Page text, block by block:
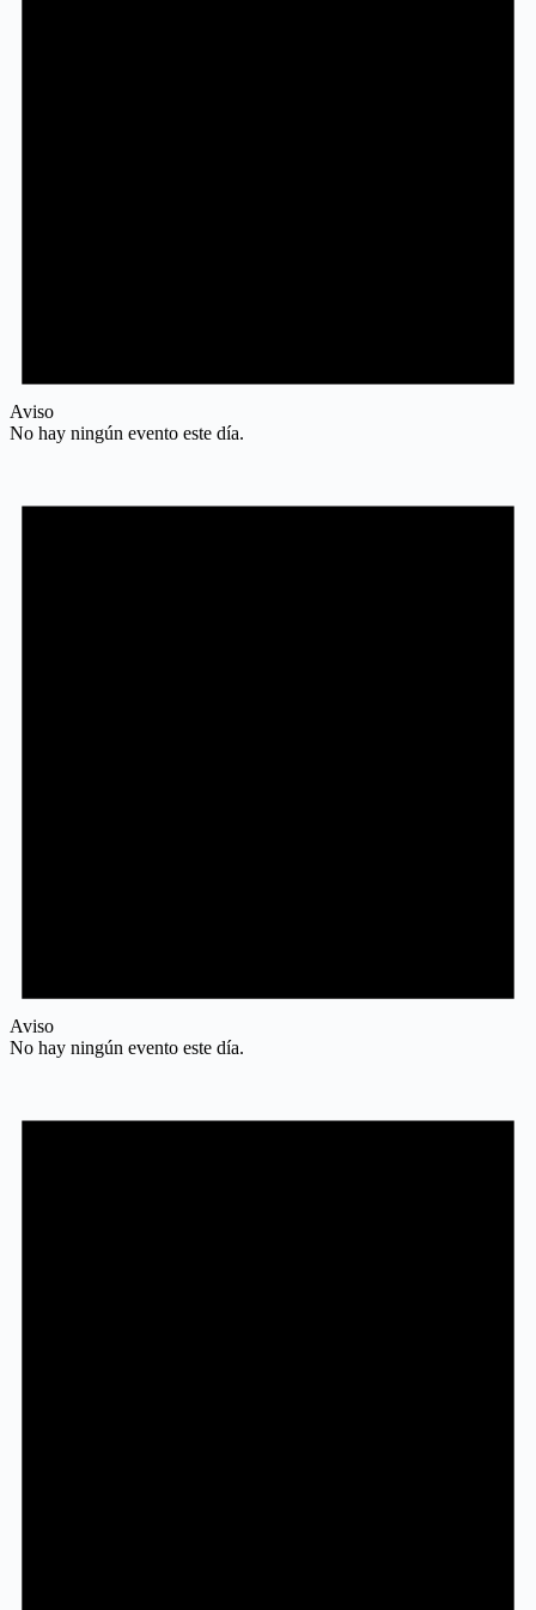
Aviso
No hay ningún evento este día.
Aviso
No hay ningún evento este día.